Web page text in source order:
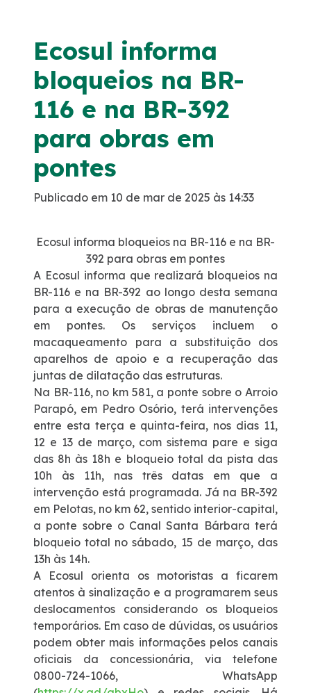
Notícias
Podcasts
Sustentabilidade
Projetos Socioambientais
Política de Gestão Integrada
Certificações
Atendimento
Deficiente Auditivo e de Fala
Fale Conosco
Dúvidas
Fornecedores
Trabalhe Conosco
Ouvidoria
WhatsApp
Ecosul informa
bloqueios na BR-
116 e na BR-392
para obras em
pontes
Publicado em 10 de mar de 2025 às 14:33
Ecosul informa bloqueios na BR-116 e na BR-
392 para obras em pontes
A Ecosul informa que realizará bloqueios na
BR-116 e na BR-392 ao longo desta semana
para a execução de obras de manutenção
em pontes. Os serviços incluem o
macaqueamento para a substituição dos
aparelhos de apoio e a recuperação das
juntas de dilatação das estruturas.
Na BR-116, no km 581, a ponte sobre o Arroio
Parapó, em Pedro Osório, terá intervenções
entre esta terça e quinta-feira, nos dias 11,
12 e 13 de março, com sistema pare e siga
das 8h às 18h e bloqueio total da pista das
10h às 11h, nas três datas em que a
intervenção está programada. Já na BR-392
em Pelotas, no km 62, sentido interior-capital,
a ponte sobre o Canal Santa Bárbara terá
bloqueio total no sábado, 15 de março, das
13h às 14h.
A Ecosul orienta os motoristas a ficarem
atentos à sinalização e a programarem seus
deslocamentos considerando os bloqueios
temporários. Em caso de dúvidas, os usuários
podem obter mais informações pelos canais
oficiais da concessionária, via telefone
0800-724-1066, WhatsApp